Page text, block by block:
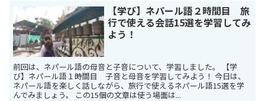
【学び】ネパール語２時間目 旅
行で使える会話15選を学習してみ
よう！
前回は、ネパール語の母音と子音について、学習しました。 【学
び】ネパール語１時間目 子音と母音を学習してみよう！ 今日は、
ネパール語を楽しく話しながら、旅行で使えるネパール語15選を学
んでみましょう。 この15個の文章は使う場面は...